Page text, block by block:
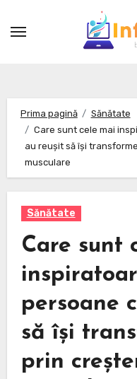
Prima pagină
Sănătate
Care sunt cele mai
au reușit să își
musculare
Sănătate
Care sunt
persoane
să își
prin